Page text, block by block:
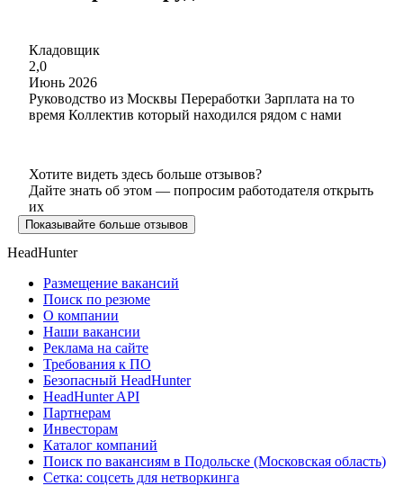
Кладовщик
2,0
Июнь 2026
Руководство из Москвы Переработки Зарплата на то
время Коллектив который находился рядом с нами
Хотите видеть здесь больше отзывов?
Дайте знать об этом — попросим работодателя открыть
их
Показывайте больше отзывов
HeadHunter
Размещение вакансий
Поиск по резюме
О компании
Наши вакансии
Реклама на сайте
Требования к ПО
Безопасный HeadHunter
HeadHunter API
Партнерам
Инвесторам
Каталог компаний
Поиск по вакансиям в Подольске (Московская область)
Сетка: соцсеть для нетворкинга